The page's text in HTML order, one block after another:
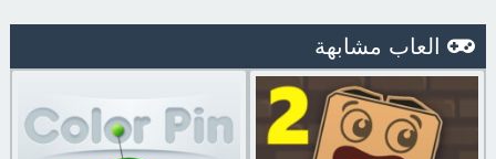
العاب مشابهة